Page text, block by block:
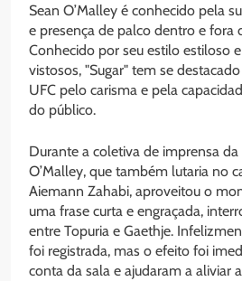
Sean O’Malley é conhecido pela
e presença de palco dentro e fora
Conhecido por seu estilo estiloso
vistosos, "Sugar" tem se
UFC pelo carisma e pela
do público.
Durante a coletiva de imprensa da
O’Malley, que também lutaria no
Aiemann Zahabi, aproveitou o
uma frase curta e engraçada,
entre Topuria e Gaethje.
foi registrada, mas o efeito foi
conta da sala e ajudaram a aliviar